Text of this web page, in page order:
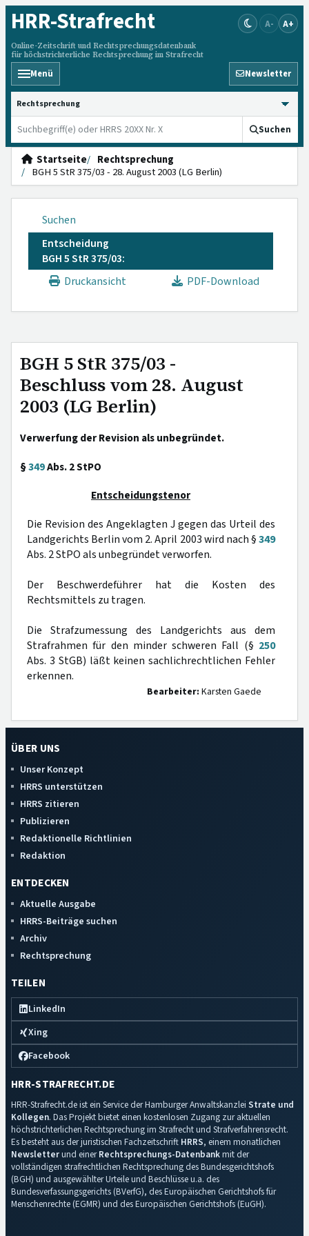
HRR-Strafrecht
Online-Zeitschrift und Rechtsprechungsdatenbank
für höchstrichterliche Rechtsprechung im Strafrecht
A- A+
Menü Newsletter
HRRS durchsuchen
Suchen
Startseite
Rechtsprechung
BGH 5 StR 375/03 - 28. August 2003 (LG Berlin)
Suchen
Entscheidung
BGH 5 StR 375/03:
Druckansicht
PDF-Download
BGH 5 StR 375/03 -
Beschluss vom 28. August
2003 (LG Berlin)
Verwerfung der Revision als unbegründet.
§349Abs. 2 StPO
Entscheidungstenor
Die Revision des Angeklagten J gegen das Urteil des
Landgerichts Berlin vom 2. April 2003 wird nach §349
Abs. 2 StPO als unbegründet verworfen.
Der Beschwerdeführer hat die Kosten des
Rechtsmittels zu tragen.
Die Strafzumessung des Landgerichts aus dem
Strafrahmen für den minder schweren Fall (§ 250
Abs. 3 StGB) läßt keinen sachlichrechtlichen Fehler
erkennen.
Bearbeiter: Karsten Gaede
ÜBER UNS
Unser Konzept
HRRS unterstützen
HRRS zitieren
Publizieren
Redaktionelle Richtlinien
Redaktion
ENTDECKEN
Aktuelle Ausgabe
HRRS-Beiträge suchen
Archiv
Rechtsprechung
TEILEN
LinkedIn
Xing
Facebook
HRR-STRAFRECHT.DE
HRR-Strafrecht.de ist ein Service der Hamburger Anwaltskanzlei Strate und
Kollegen. Das Projekt bietet einen kostenlosen Zugang zur aktuellen
höchstrichterlichen Rechtsprechung im Strafrecht und Strafverfahrensrecht.
Es besteht aus der juristischen Fachzeitschrift HRRS, einem monatlichen
Newsletterund einerRechtsprechungs-Datenbankmit der
vollständigen strafrechtlichen Rechtsprechung des Bundesgerichtshofs
(BGH) und ausgewählter Urteile und Beschlüsse u.a. des
Bundesverfassungsgerichts (BVerfG), des Europäischen Gerichtshofs für
Menschenrechte (EGMR) und des Europäischen Gerichtshofs (EuGH).